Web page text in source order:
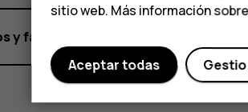
y familia
sitio web. Más información
Aceptar todas